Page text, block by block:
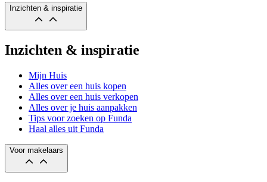
Inzichten & inspiratie
Inzichten & inspiratie
Mijn Huis
Alles over een huis kopen
Alles over een huis verkopen
Alles over je huis aanpakken
Tips voor zoeken op Funda
Haal alles uit Funda
Voor makelaars